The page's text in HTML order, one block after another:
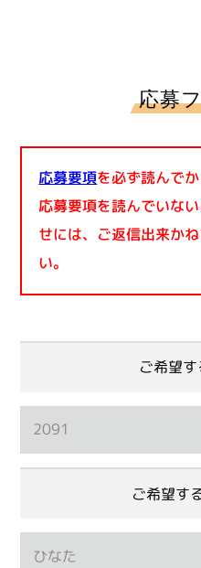
応募
応募要項を必ず読んで
応募要項を読んでいな
せには、ご返信出来か
い。
ご希望
ご希望す